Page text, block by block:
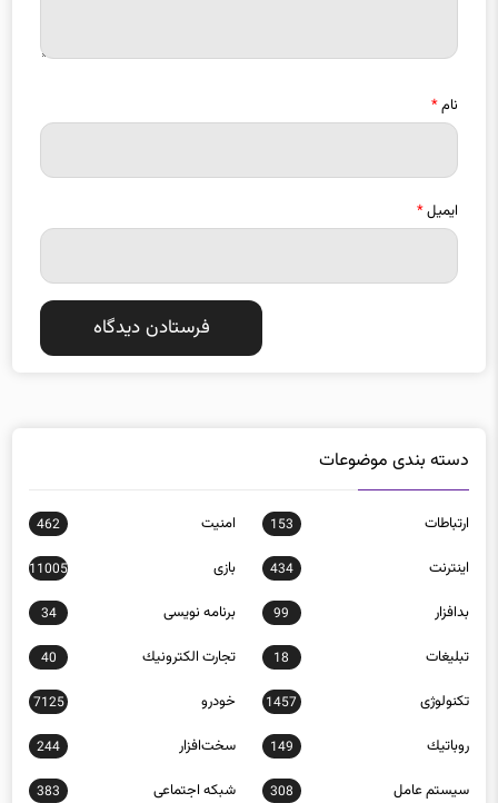
نام*
ایمیل*
دسته بندی موضوعات
ارتباطات 153 امنيت 462
اينترنت 434 بازی 11005
بدافزار 99 برنامه نويسی 34
تبلیغات 18 تجارت الكترونيك 40
تکنولوژی 1457 خودرو 7125
روباتيك 149 سخت‌افزار 244
سيستم عامل 308 شبكه اجتماعی 383